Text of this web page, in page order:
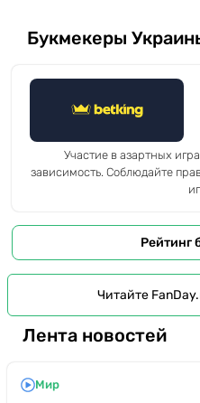
Букмекеры
Участие в азартных
зависимость. Соблюдайте
Рейтинг
Читайте
Лента новостей
Мир